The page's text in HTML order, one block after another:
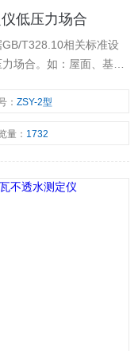
低压力场合
T328.10相关标准设
场合。如：屋面、基
下使用。
：ZSY-2型
量： 1732